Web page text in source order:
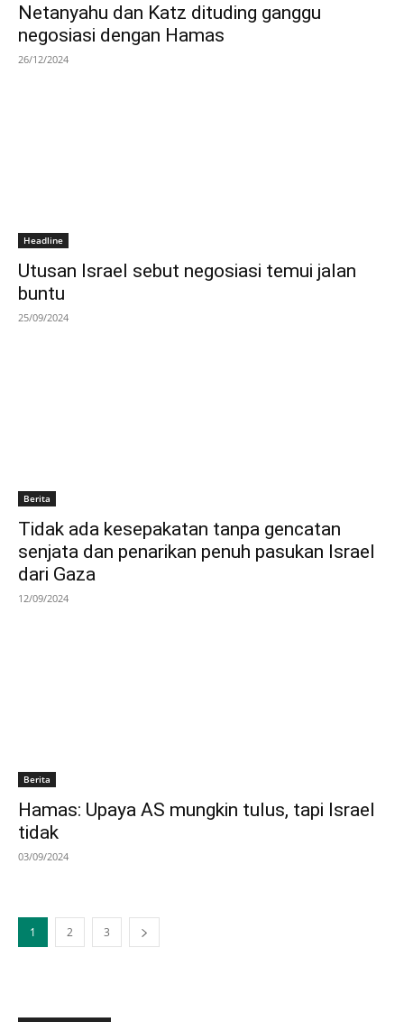
Netanyahu dan Katz dituding ganggu
negosiasi dengan Hamas
26/12/2024
Headline
Utusan Israel sebut negosiasi temui jalan
buntu
25/09/2024
Berita
Tidak ada kesepakatan tanpa gencatan
senjata dan penarikan penuh pasukan Israel
dari Gaza
12/09/2024
Berita
Hamas: Upaya AS mungkin tulus, tapi Israel
tidak
03/09/2024
1 2 3